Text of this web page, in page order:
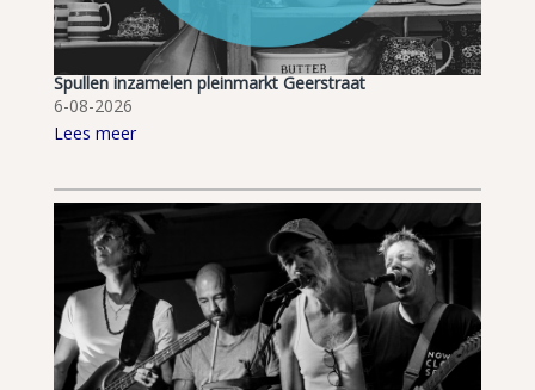
Spullen inzamelen pleinmarkt Geerstraat
6-08-2026
Lees meer